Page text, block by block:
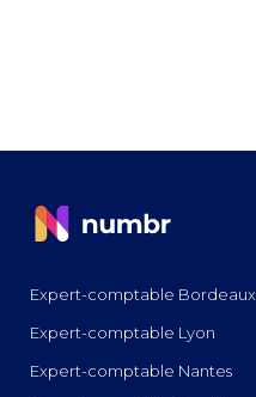
Expert-comptable Bordeaux
Expert-comptable Lyon
Expert-comptable Nantes